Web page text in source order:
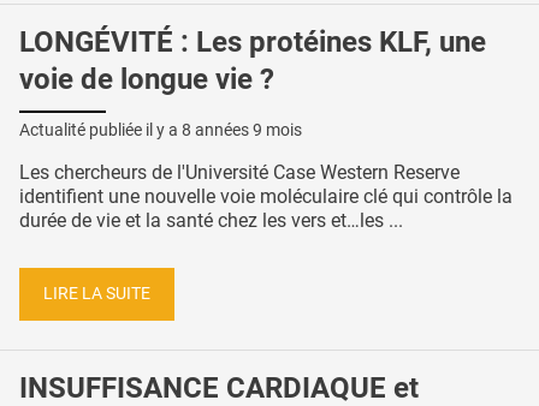
LONGÉVITÉ : Les protéines KLF, une
voie de longue vie ?
Actualité publiée il y a 8 années 9 mois
Les chercheurs de l'Université Case Western Reserve
identifient une nouvelle voie moléculaire clé qui contrôle la
durée de vie et la santé chez les vers et…les ...
LIRE LA SUITE
INSUFFISANCE CARDIAQUE et